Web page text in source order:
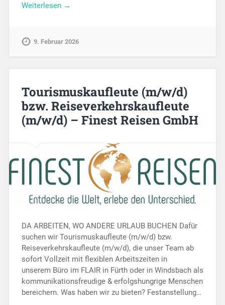
Weiterlesen →
9. Februar 2026
Tourismuskaufleute (m/w/d)
bzw. Reiseverkehrskaufleute
(m/w/d) – Finest Reisen GmbH
DA ARBEITEN, WO ANDERE URLAUB BUCHEN Dafür
suchen wir Tourismuskaufleute (m/w/d) bzw.
Reiseverkehrskaufleute (m/w/d), die unser Team ab
sofort Vollzeit mit flexiblen Arbeitszeiten in
unserem Büro im FLAIR in Fürth oder in Windsbach als
kommunikationsfreudige & erfolgshungrige Menschen
bereichern. Was haben wir zu bieten? Festanstellung…